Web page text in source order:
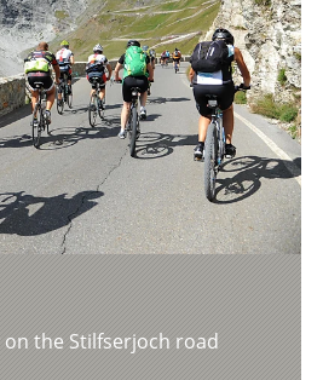
on the Stilfserjoch road